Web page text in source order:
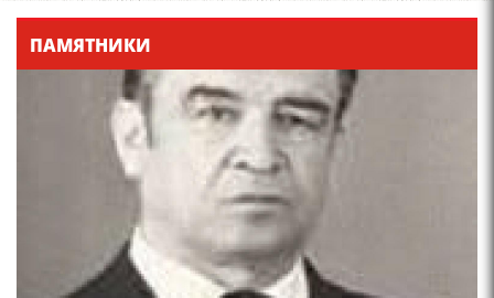
Қадамҷо - Лоҳутӣ
4-уми декабр- зодрӯзи
шоири абадзинда Абулқосим
Лоҳутӣ
ПАМЯТНИКИ